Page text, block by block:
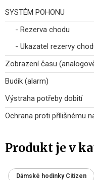
SYSTÉM POHONU
- Rezerva chodu
- Ukazatel rezervy
Zobrazení času
Budík (alarm)
Výstraha potřeby dobití
Ochrana proti přílišnému
Produkt je v
Dámské hodinky Citizen